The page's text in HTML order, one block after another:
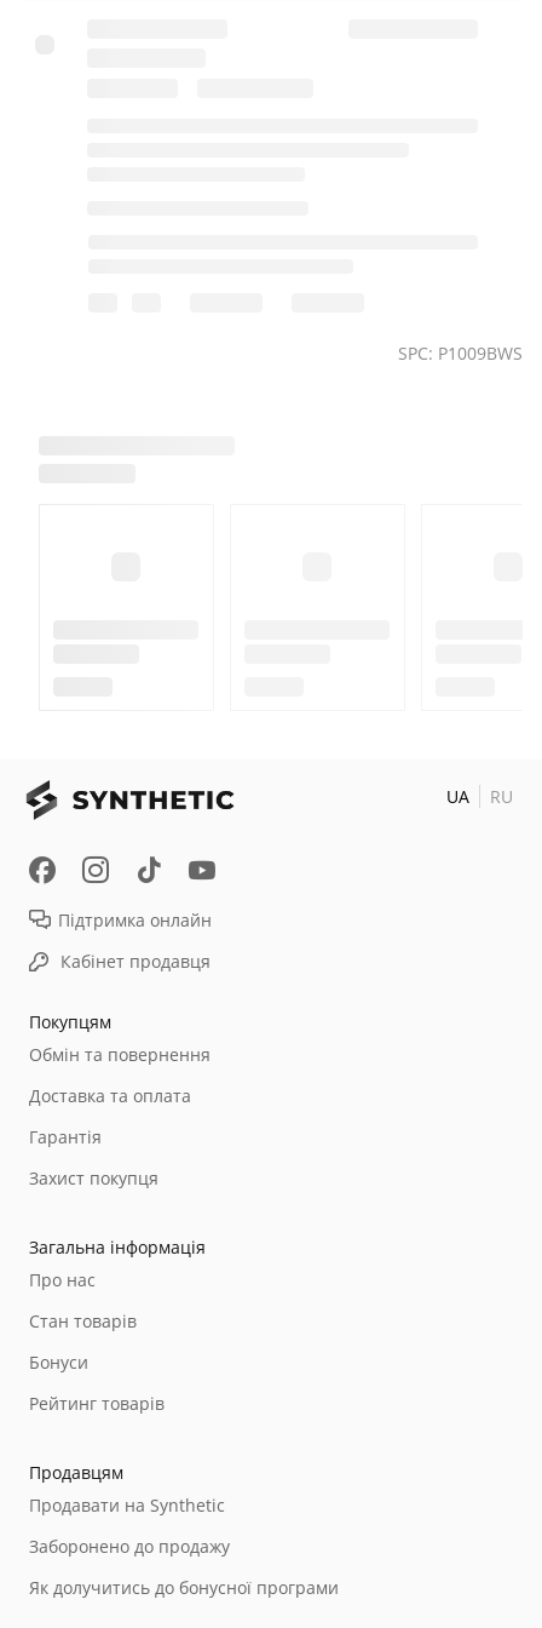
SPC: P1009BWS
Покупцям
Обмін та повернення
Доставка та оплата
Гарантія
Захист покупця
Загальна інформація
Про нас
Стан товарів
Бонуси
Рейтинг товарів
Продавцям
Продавати на Synthetic
Заборонено до продажу
Як долучитись до бонусної програми
Підтримка онлайн
Кабінет продавця
UA RU